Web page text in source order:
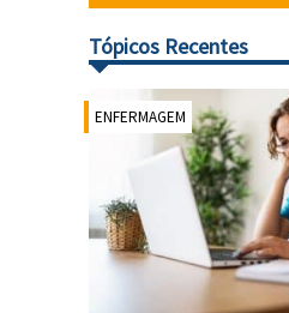
Tópicos Recentes
ENFERMAGEM